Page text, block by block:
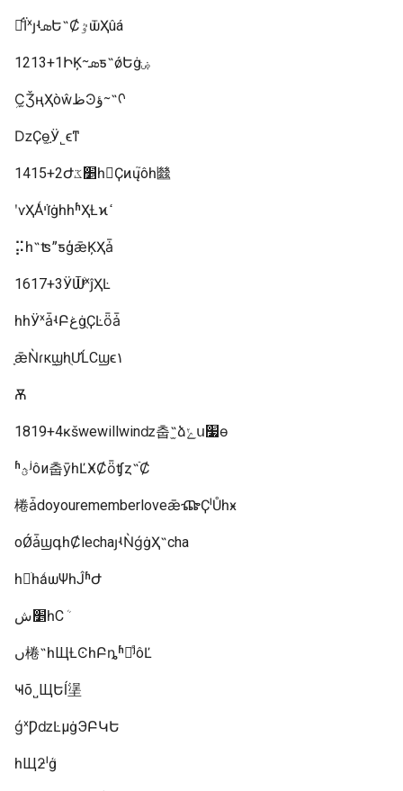
ΪͨˣȷʵܣԵ˵ȻٷѿҲûá
1213+1ԻĶᱻܣƽ˵ǿԵġּۻ
ܹС̫ǮңҲòŵظϿؤᱻ˵ᡣ
ǲҪɵ̫֣Ӱ˾ϵͳ
1415+2Ժ׵ػһ󣬵Ҫͷų֮ôһ㡭
ʹѵҲǺױܵġһһʱҲȽϰߵ
⡭һ˵ʦˮƽģǣĶҲǡ
1617+3ӰѾֹͬˣĵҲĿ
һһӰˣǡʵԲغġֻҪĿȫǡ
ָǣǸɾкܴϣһֻƯĹСϣϵ۱
Ѫ
1819+4ĸšwewillwinǳ춥˵̫ձݺս׷ɵ
ʱؿʲôи춥ȳһĽӾȻȫʧȥ˵ֿȻ
棬ǡdoyourememberloveǣⶼҪˡŮһӿ
οǾǡϣգһȻlechaȷʵǸǵġҲ˵cha
һֹһǻѡΨһĴʱԺ
׵شһСܳ
ں棬˵һЩȽϾһԲȵʱ򣬻ᷢʲôĽ
Ҹõ˽ЩԵĺ塣
ǵˣǷǳĿµġЭԲԿԵ
һЩƻˡܳġ